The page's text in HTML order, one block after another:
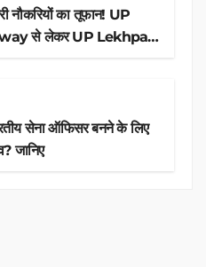
नौकरियों का तूफान! UP
से लेकर UP Lekhpal
सेना ऑफिसर बनने के लिए
जानिए